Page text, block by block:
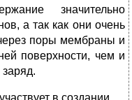
значительно
а так как они очень
поры мембраны и
поверхности, чем и